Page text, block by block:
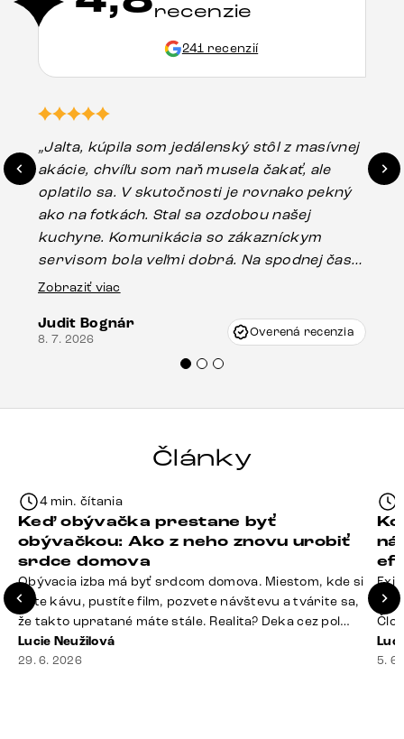
recenzie
241 recenzií
„Jalta, kúpila som jedálenský stôl z masívnej
akácie, chvíľu som naň musela čakať, ale
oplatilo sa. V skutočnosti je rovnako pekný
ako na fotkách. Stal sa ozdobou našej
kuchyne. Komunikácia so zákazníckym
servisom bola veľmi dobrá. Na spodnej časti
stola bolo malé poškodenie, pravdepodobne
Vincze pri riešení mojej záležitosti pristúpili
veľmi korektne. Odporúčam produkty Delife
Zobraziť viac
Judit Bognár
8. 7. 2026 Overená recenzia
Články
4 min. čítania
Keď obývačka prestane byť
obývačkou: Ako z neho znovu urobiť
srdce domova
Obývacia izba má byť srdcom domova. Miestom, kde si
dáte kávu, pustíte film, pozvete návštevu a tvárite sa,
že takto upratané máte stále. Realita? Deka cez pol
sedačky, ovládač záhadne zmizol, konferenčný stolík
slúži ako odkladisko všetkého od účteniek po balzam
Lucie Neužilová
29. 6. 2026
si
5.